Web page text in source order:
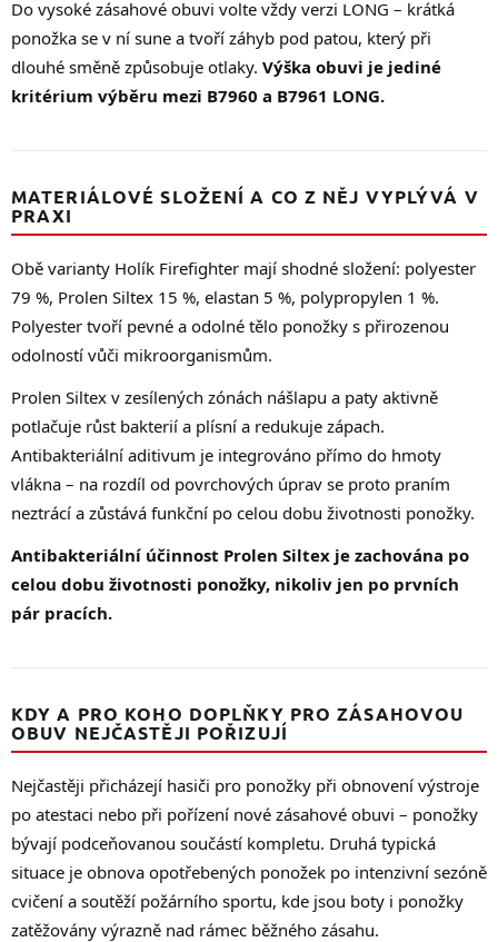
Do vysoké zásahové obuvi volte vždy verzi LONG – krátká
ponožka se v ní sune a tvoří záhyb pod patou, který při
dlouhé směně způsobuje otlaky. Výška obuvi je jediné
kritérium výběru mezi B7960 a B7961 LONG.
MATERIÁLOVÉ SLOŽENÍ A CO Z NĚJ VYPLÝVÁ V
PRAXI
Obě varianty Holík Firefighter mají shodné složení: polyester
79 %, Prolen Siltex 15 %, elastan 5 %, polypropylen 1 %.
Polyester tvoří pevné a odolné tělo ponožky s přirozenou
odolností vůči mikroorganismům.
Prolen Siltex v zesílených zónách nášlapu a paty aktivně
potlačuje růst bakterií a plísní a redukuje zápach.
Antibakteriální aditivum je integrováno přímo do hmoty
vlákna – na rozdíl od povrchových úprav se proto praním
neztrácí a zůstává funkční po celou dobu životnosti ponožky.
Antibakteriální účinnost Prolen Siltex je zachována po
celou dobu životnosti ponožky, nikoliv jen po prvních
pár pracích.
KDY A PRO KOHO DOPLŇKY PRO ZÁSAHOVOU
OBUV NEJČASTĚJI POŘIZUJÍ
Nejčastěji přicházejí hasiči pro ponožky při obnovení výstroje
po atestaci nebo při pořízení nové zásahové obuvi – ponožky
bývají podceňovanou součástí kompletu. Druhá typická
situace je obnova opotřebených ponožek po intenzivní sezóně
cvičení a soutěží požárního sportu, kde jsou boty i ponožky
zatěžovány výrazně nad rámec běžného zásahu.